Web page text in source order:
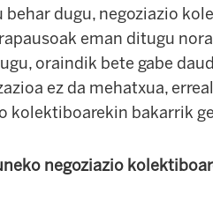
behar dugu, negoziazio
eman ditugu
oraindik bete gabe
ez da mehatxua,
kolektiboarekin bakarrik
negoziazio